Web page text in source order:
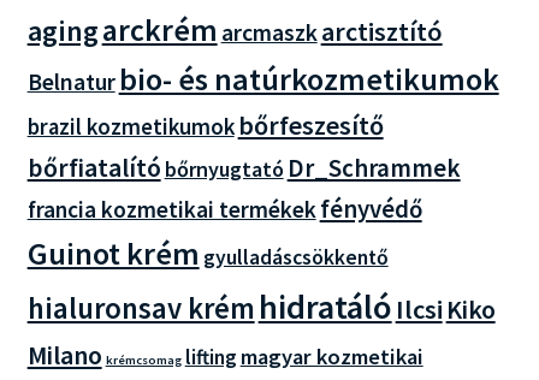
agingarckrém arcmaszkarctisztító
Belnatur bio- és natúrkozmetikumok
brazil kozmetikumok bőrfeszesítő
bőrfiatalító bőrnyugtató Dr_Schrammek
francia kozmetikai termékek fényvédő
Guinot krém gyulladáscsökkentő
hialuronsav krémhidratáló Ilcsi Kiko
Milano krémcsomag lifting magyar kozmetikai